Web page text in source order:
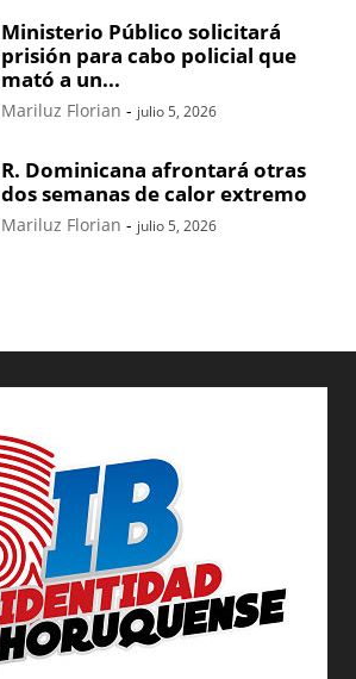
Ministerio Público solicitará
prisión para cabo policial que
mató a un...
Mariluz Florian - julio 5, 2026
R. Dominicana afrontará otras
dos semanas de calor extremo
Mariluz Florian - julio 5, 2026